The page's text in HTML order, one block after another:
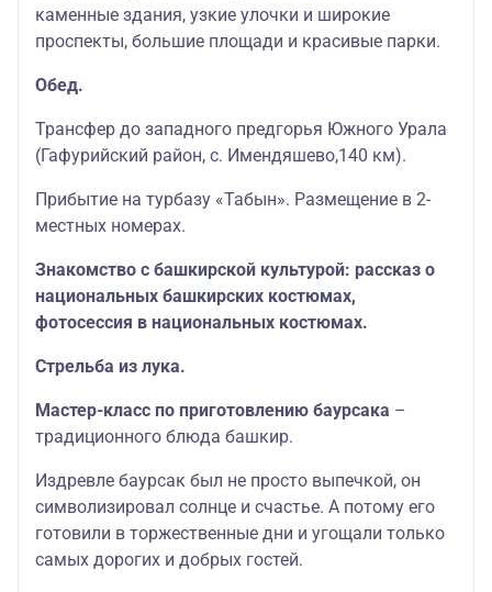
каменные здания, узкие улочки и широкие
проспекты, большие площади и красивые парки.
Обед.
Трансфер до западного предгорья Южного Урала
(Гафурийский район, с. Имендяшево,140 км).
Прибытие на турбазу «Табын». Размещение в 2-
местных номерах.
Знакомство с башкирской культурой: рассказ о
национальных башкирских костюмах,
фотосессия в национальных костюмах.
Стрельба из лука.
Мастер-класс по приготовлению баурсака –
традиционного блюда башкир.
Издревле баурсак был не просто выпечкой, он
символизировал солнце и счастье. А потому его
готовили в торжественные дни и угощали только
самых дорогих и добрых гостей.